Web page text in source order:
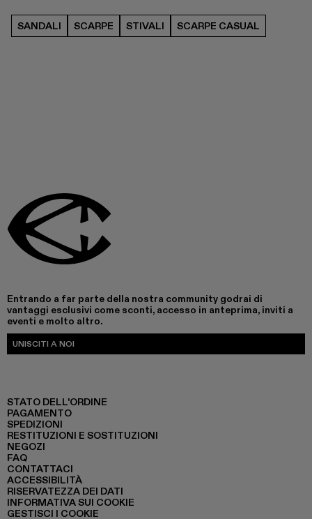
SANDALI SCARPE STIVALI SCARPE CASUAL
Entrando a far parte della nostra community godrai di
vantaggi esclusivi come sconti, accesso in anteprima, inviti a
eventi e molto altro.
UNISCITI A NOI
STATO DELL'ORDINE
PAGAMENTO
SPEDIZIONI
RESTITUZIONI E SOSTITUZIONI
NEGOZI
FAQ
CONTATTACI
ACCESSIBILITÀ
RISERVATEZZA DEI DATI
INFORMATIVA SUI COOKIE
GESTISCI I COOKIE